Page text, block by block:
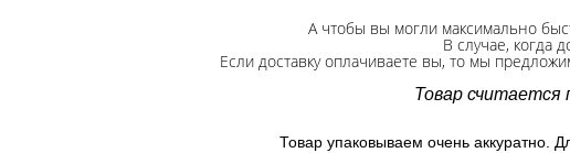
А чтобы вы могли максимально
В случае, когда
Если доставку оплачиваете вы, то мы
Товар считается
Товар упаковываем очень аккуратно.